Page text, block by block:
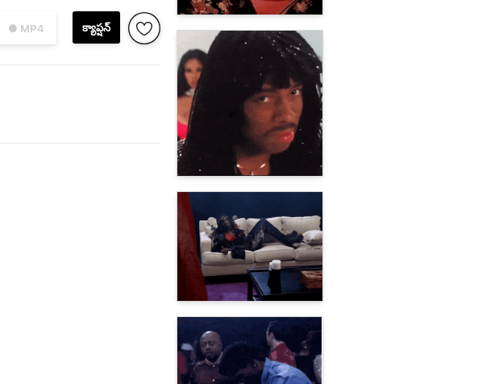
● MP4 క్యాప్షన్